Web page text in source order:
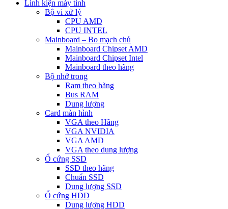
Linh kiện máy tính
Bộ vi xử lý
CPU AMD
CPU INTEL
Mainboard – Bo mạch chủ
Mainboard Chipset AMD
Mainboard Chipset Intel
Mainboard theo hãng
Bộ nhớ trong
Ram theo hãng
Bus RAM
Dung lượng
Card màn hình
VGA theo Hãng
VGA NVIDIA
VGA AMD
VGA theo dung lượng
Ổ cứng SSD
SSD theo hãng
Chuẩn SSD
Dung lượng SSD
Ổ cứng HDD
Dung lượng HDD